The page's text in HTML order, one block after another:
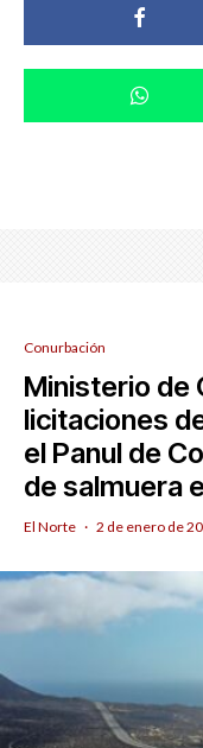
Conurbación
Ministerio de
licitaciones
el Panul de
de salmuera
El Norte · 2 de enero de